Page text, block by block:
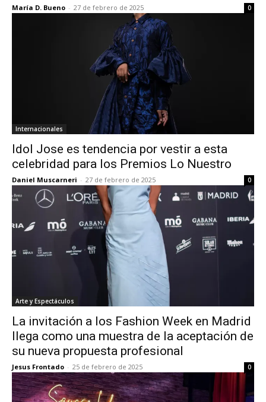
María D. Bueno - 27 de febrero de 2025 0
Internacionales
Idol Jose es tendencia por vestir a esta
celebridad para los Premios Lo Nuestro
Daniel Muscarneri - 27 de febrero de 2025 0
Arte y Espectáculos
La invitación a los Fashion Week en Madrid
llega como una muestra de la aceptación de
su nueva propuesta profesional
Jesus Frontado - 25 de febrero de 2025 0